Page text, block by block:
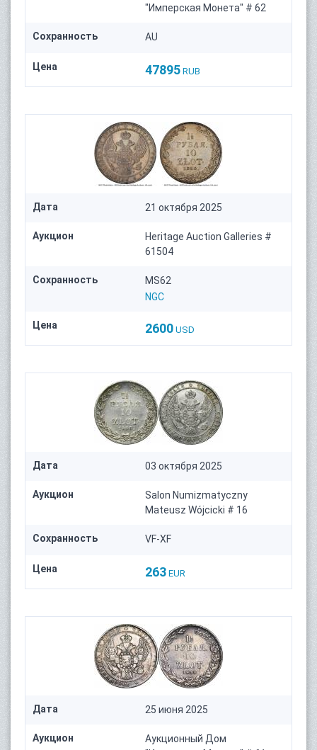
"Имперская Монета" # 62
Сохранность AU
Цена 47895 RUB
Дата 21 октября 2025
Аукцион
Heritage Auction Galleries #
61504
Сохранность
MS62
NGC
Цена 2600 USD
Дата 03 октября 2025
Аукцион
Salon Numizmatyczny
Mateusz Wójcicki # 16
Сохранность VF-XF
Цена 263 EUR
Дата 25 июня 2025
Аукцион
Аукционный Дом